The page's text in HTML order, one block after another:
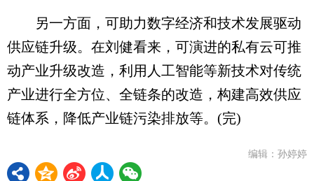
另一方面，可助力数字经济和技术发展驱动
供应链升级。在刘健看来，可演进的私有云可推
动产业升级改造，利用人工智能等新技术对传统
产业进行全方位、全链条的改造，构建高效供应
链体系，降低产业链污染排放等。(完)
编辑：孙婷婷